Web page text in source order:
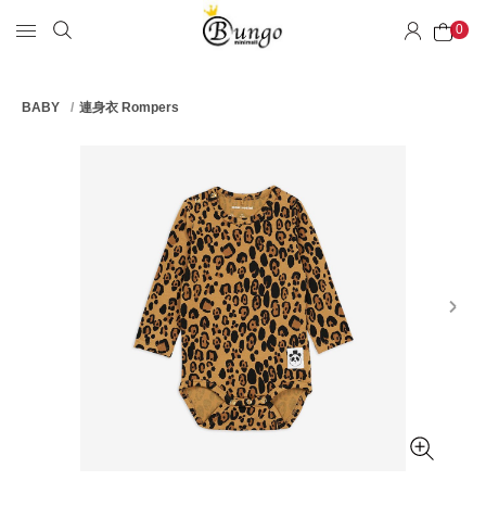
0
BABY 連身衣 Rompers
next